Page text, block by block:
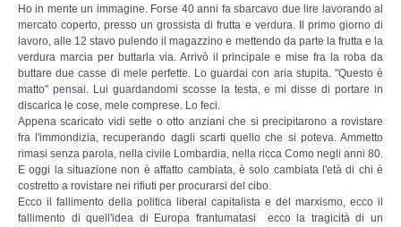
Palinsesto
SITEMAP
Ho in mente un immagine. Forse 40 anni fa sbarcavo due lire lavorando al
mercato coperto, presso un grossista di frutta e verdura. Il primo giorno di
lavoro, alle 12 stavo pulendo il magazzino e mettendo da parte la frutta e la
verdura marcia per buttarla via. Arrivò il principale e mise fra la roba da
buttare due casse di mele perfette. Lo guardai con aria stupita. "Questo è
matto" pensai. Lui guardandomi scosse la testa, e mi disse di portare in
discarica le cose, mele comprese. Lo feci.
Appena scaricato vidi sette o otto anziani che si precipitarono a rovistare
fra l'immondizia, recuperando dagli scarti quello che si poteva. Ammetto
rimasi senza parola, nella civile Lombardia, nella ricca Como negli anni 80.
E oggi la situazione non è affatto cambiata, è solo cambiata l'età di chi è
costretto a rovistare nei rifiuti per procurarsi del cibo.
Ecco il fallimento della politica liberal capitalista e del marxismo, ecco il
fallimento di quell'idea di Europa frantumatasi ecco la tragicità di un